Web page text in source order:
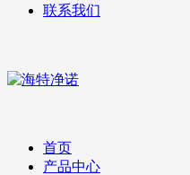
联系我们
首页
产品中心